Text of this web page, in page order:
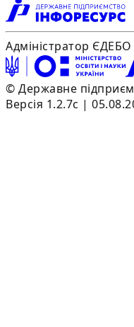
Адміністратор ЄДЕБО
© Державне
Версія 1.2.7c |